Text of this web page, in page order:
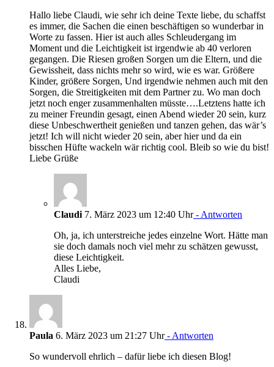
Hallo liebe Claudi, wie sehr ich deine Texte liebe, du schaffst
es immer, die Sachen die einen beschäftigen so wunderbar in
Worte zu fassen. Hier ist auch alles Schleudergang im
Moment und die Leichtigkeit ist irgendwie ab 40 verloren
gegangen. Die Riesen großen Sorgen um die Eltern, und die
Gewissheit, dass nichts mehr so wird, wie es war. Größere
Kinder, größere Sorgen, Und irgendwie nehmen auch mit den
Sorgen, die Streitigkeiten mit dem Partner zu. Wo man doch
jetzt noch enger zusammenhalten müsste….Letztens hatte ich
zu meiner Freundin gesagt, einen Abend wieder 20 sein, kurz
diese Unbeschwertheit genießen und tanzen gehen, das wär’s
jetzt! Ich will nicht wieder 20 sein, aber hier und da ein
bisschen Hüfte wackeln wär richtig cool. Bleib so wie du bist!
Liebe Grüße
Claudi 7. März 2023 um 12:40 Uhr- Antworten
Oh, ja, ich unterstreiche jedes einzelne Wort. Hätte man
sie doch damals noch viel mehr zu schätzen gewusst,
diese Leichtigkeit.
Alles Liebe,
Claudi
Paula 6. März 2023 um 21:27 Uhr- Antworten
So wundervoll ehrlich – dafür liebe ich diesen Blog!